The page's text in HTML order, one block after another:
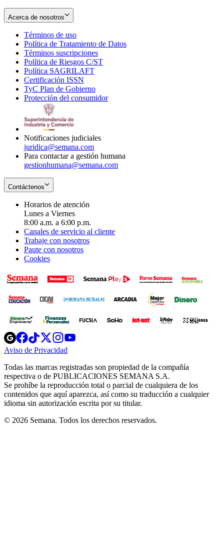
Acerca de nosotros
Términos de uso
in
new
window
Política de Tratamiento de Datos
Términos suscripciones
in
Política de Riesgos C/ST
Política SAGRILAFT
new
window
Certificación ISSN
in
new
TyC Plan de Gobierno
in
Protección del consumidorOpens
Notificaciones judiciales
juridica@semana.com
Para contactar a gestión humana
gestionhumana@semana.com
Contáctenos
Horarios de atención
Lunes a Viernes
8:00 a.m. a 6:00 p.m.
Canales de servicio al cliente
Trabaje con nosotros
Paute con nosotros
Cookies
Opens
in
new
Opens
in
new
Opens
in
new
window
Opens
new
windowwindow
Aviso de Privacidad
new
window
Todas las marcas registradas son propiedad de la compañía
respectiva o de PUBLICACIONES SEMANA S.A.
Se prohíbe la reproducción total o parcial de cualquiera de los
contenidos que aquí aparezca, así como su traducción a cualquier
idioma sin autorización escrita por su titular.
© 2026 Semana. Todos los derechos reservados.